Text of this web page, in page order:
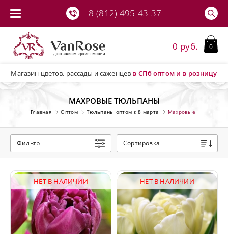
8 (812) 495-43-37
Магазин цветов, рассады и саженцев в СПбоптом и в розницу
0 руб. 0
МАХРОВЫЕ ТЮЛЬПАНЫ
Главная Оптом Тюльпаны оптом к 8 марта Махровые
Фильтр Сортировка
НЕТ В НАЛИЧИИ НЕТ В НАЛИЧИИ